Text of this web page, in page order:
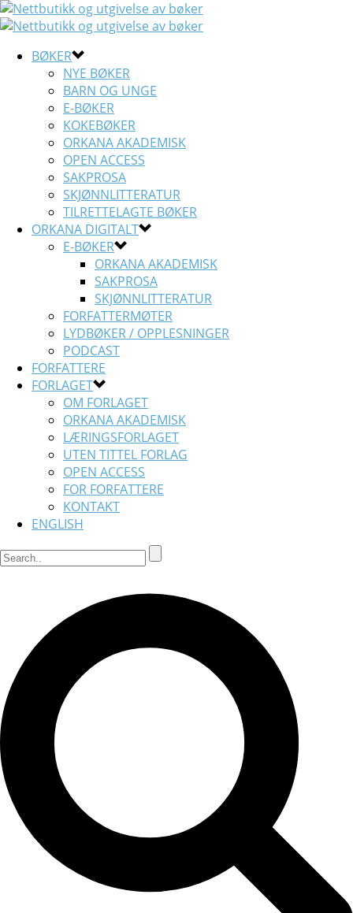
BØKER
NYE BØKER
BARN OG UNGE
E-BØKER
KOKEBØKER
ORKANA AKADEMISK
OPEN ACCESS
SAKPROSA
SKJØNNLITTERATUR
TILRETTELAGTE BØKER
ORKANA DIGITALT
E-BØKER
ORKANA AKADEMISK
SAKPROSA
SKJØNNLITTERATUR
FORFATTERMØTER
LYDBØKER / OPPLESNINGER
PODCAST
FORFATTERE
FORLAGET
OM FORLAGET
ORKANA AKADEMISK
LÆRINGSFORLAGET
UTEN TITTEL FORLAG
OPEN ACCESS
FOR FORFATTERE
KONTAKT
ENGLISH